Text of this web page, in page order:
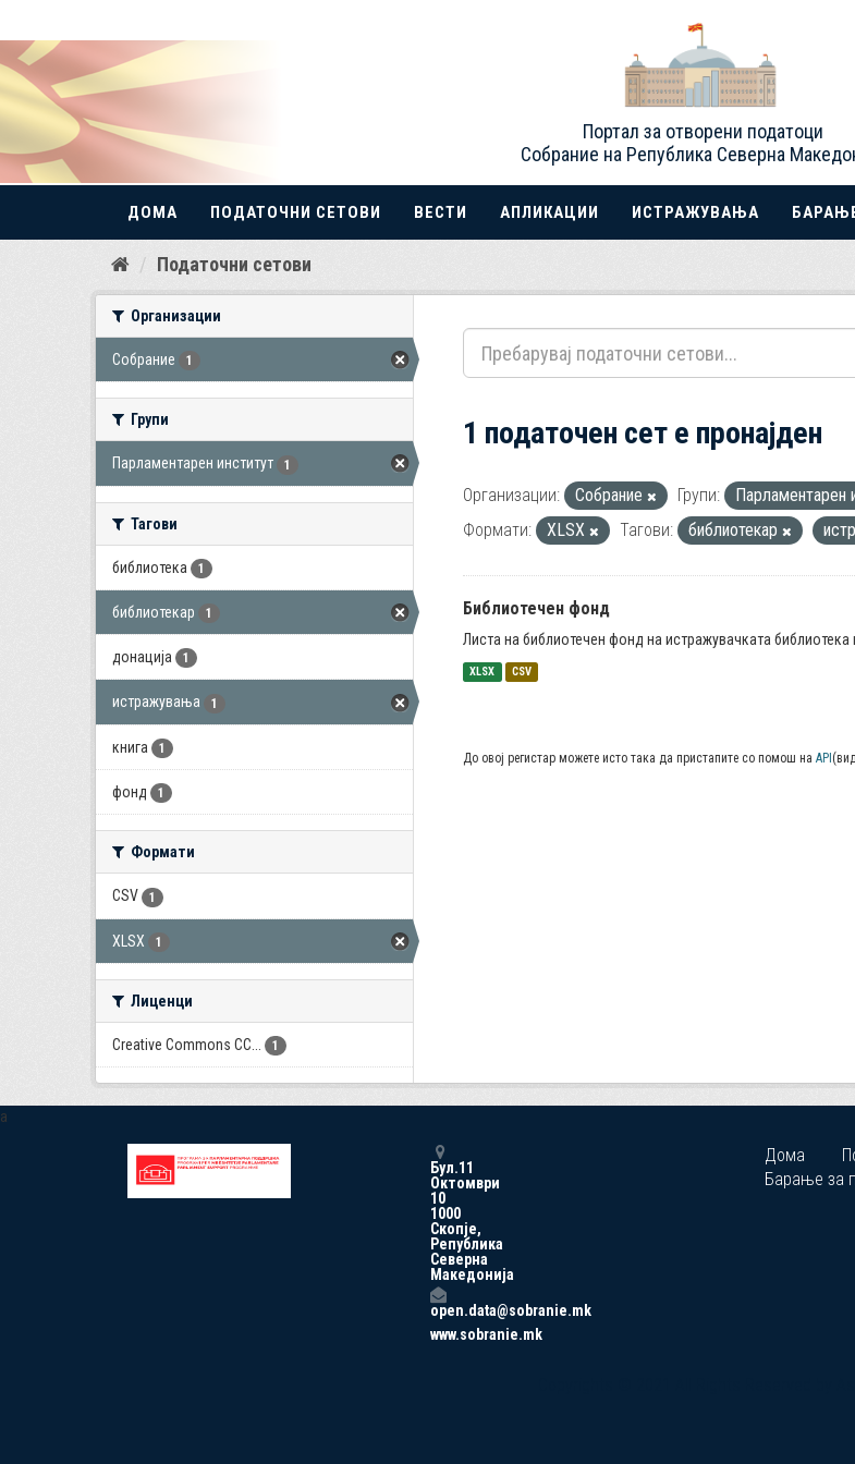
Прескокнете
Портал за отворени податоци
Собрание на Република Северна
ДОМА ПОДАТОЧНИ СЕТОВИ ВЕСТИ АПЛИКАЦИИ ИСТРАЖУВАЊА
Податочни сетови
Организации
Собрание 1
Групи
Парламентарен институт 1
Тагови
библиотека 1
библиотекар 1
донација 1
истражувања 1
книга 1
фонд 1
Формати
CSV 1
XLSX 1
Лиценци
Creative Commons CC... 1
1 податочен сет е пронајден
Организации: Собрание Групи:
Парламентарен
Формати:
XLSX Тагови: библиотекар
Библиотечен фонд
Листа на библиотечен фонд на истражувачката библиотека
XLSX CSV
До овој регистар можете исто така да пристапите со помош на API
a
Бул.11
Октомври
10
1000
Скопје,
Република
Северна
Македонија
open.data@sobranie.mk
www.sobranie.mk
Дома
Барање за